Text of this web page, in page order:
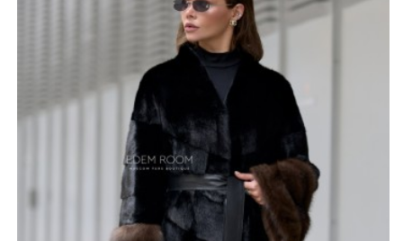
деталь становится главным акцентом дизайна,
подчёркивая дорогой характер изделия и создавая
Куница имеет благородный оттенок, который
гармонично выделяется на фоне чёрной норки, делая
модель ещё более изысканной. Фасон отличается
сдержанностью, но вместе с тем несёт в себе
ощущение роскоши и статуса. Шуба рассчитана на
размеры 42–52, что делает её универсальным
вариантом для разных типов фигур. Производство
Россия гарантирует высокий уровень исполнения и